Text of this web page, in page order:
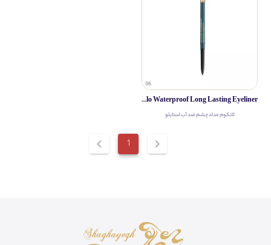
Lancome Le Stylo Waterproof Long Lasting Eyeliner
لانکوم مداد چشم ضد آب استایلو
chevron_right
1
chevron_left